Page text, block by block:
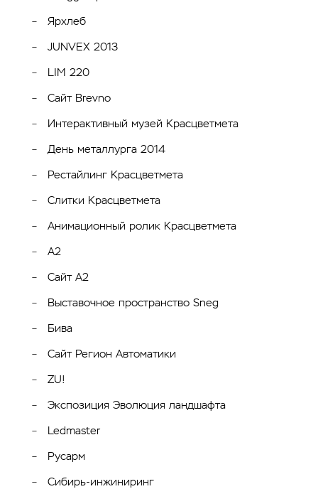
Ярхлеб
JUNVEX 2013
LIM 220
Сайт Brevno
Интерактивный музей Красцветмета
День металлурга 2014
Рестайлинг Красцветмета
Слитки Красцветмета
Анимационный ролик Красцветмета
А2
Сайт А2
Выставочное пространство Sneg
Бива
Сайт Регион Автоматики
ZU!
Экспозиция Эволюция ландшафта
Ledmaster
Русарм
Сибирь-инжиниринг